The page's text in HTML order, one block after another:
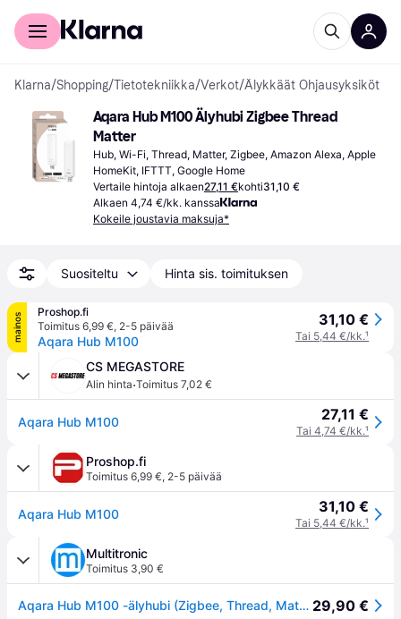
Kuluttajille
Klarna/Shopping/Tietotekniikka/Verkot/Älykkäät Ohjausyksiköt
Aqara Hub M100 Älyhubi Zigbee Thread
Matter
Hub, Wi-Fi, Thread, Matter, Zigbee, Amazon Alexa, Apple
HomeKit, IFTTT, Google Home
Vertaile hintoja alkaen27,11 €kohti31,10 €
Alkaen 4,74 €/kk. kanssa
Kokeile joustavia maksuja*
Suositeltu Hinta sis. toimituksen
mainos
Proshop.fi
Toimitus 6,99 €, 2-5 päivää
Aqara Hub M100
31,10 €
Tai 5,44 €/kk.¹
CS MEGASTORE
Alin hinta·Toimitus 7,02 €
Aqara Hub M100 27,11 €
Tai 4,74 €/kk.¹
Proshop.fi
Toimitus 6,99 €, 2-5 päivää
Aqara Hub M100 31,10 €
Tai 5,44 €/kk.¹
Multitronic
Toimitus 3,90 €
Aqara Hub M100 -älyhubi (Zigbee, Thread, Matter) 29,90 €